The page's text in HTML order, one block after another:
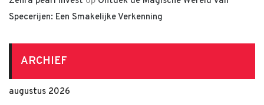
Specerijen: Een Smakelijke Verkenning
ARCHIEF
augustus 2026